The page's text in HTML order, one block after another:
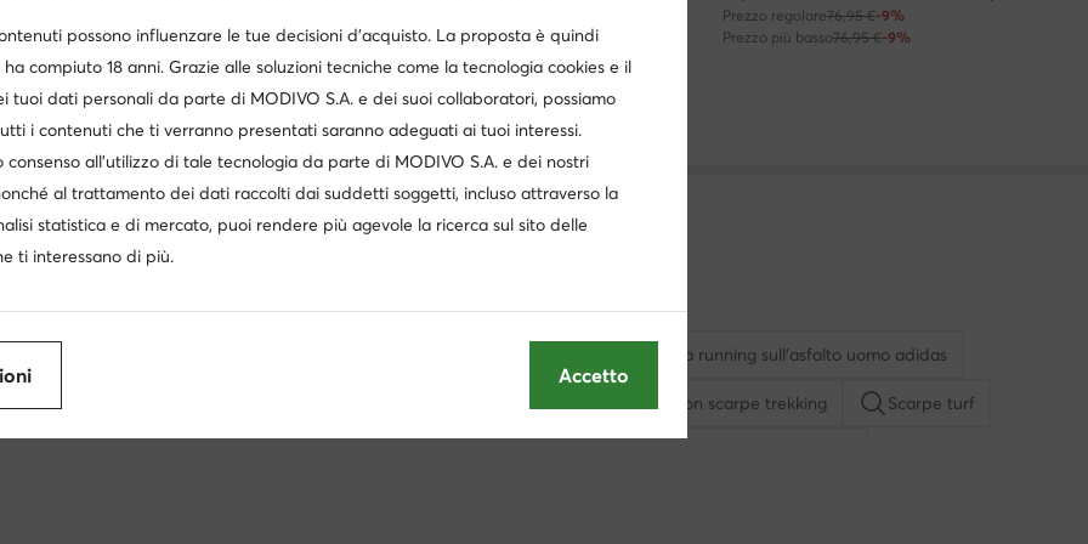
più basso79,99 € -10%
Prezzo più basso93,95 €-9%
Prezzo regolare76,95 €-9%
Prezzo più basso76,95 €-9%
Scarpe da running sull'asfalto uomo adidas
scarpe da corsa Salomon scarpe trekking Scarpe turf
possono influenzare le tue decisioni d’acquisto. La proposta è quindi
compiuto 18 anni. Grazie alle soluzioni tecniche come la tecnologia cookies e il
tuoi dati personali da parte di MODIVO S.A. e dei suoi collaboratori, possiamo
i contenuti che ti verranno presentati saranno adeguati ai tuoi interessi.
consenso all’utilizzo di tale tecnologia da parte di MODIVO S.A. e dei nostri
al trattamento dei dati raccolti dai suddetti soggetti, incluso attraverso la
statistica e di mercato, puoi rendere più agevole la ricerca sul sito delle
ti interessano di più.
Accetto